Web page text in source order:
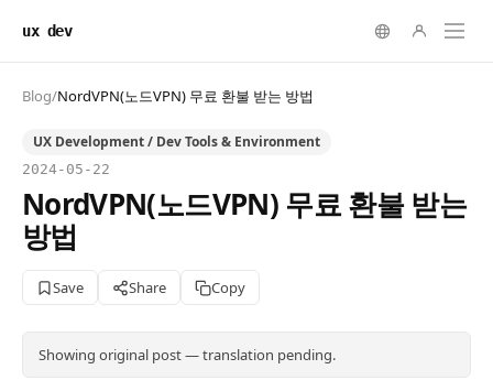
ux dev
Blog/NordVPN(노드VPN) 무료 환불 받는 방법
UX Development / Dev Tools & Environment
2024-05-22
NordVPN(노드VPN) 무료 환불 받는
방법
Save Share Copy
Showing original post — translation pending.